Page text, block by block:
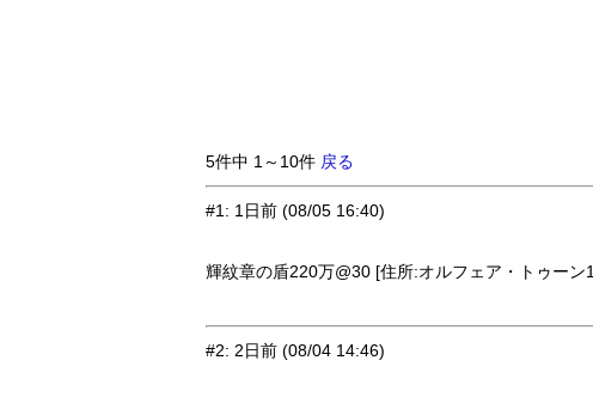
5件中 1～10件 戻る
#1: 1日前 (08/05 16:40)
輝紋章の盾220万@30 [住所:オルフェア・トゥーン
#2: 2日前 (08/04 14:46)